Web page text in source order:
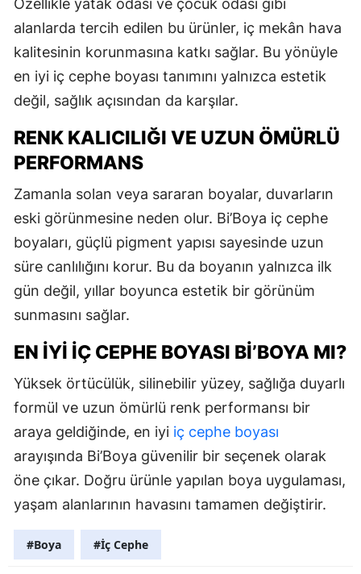
Özellikle yatak odası ve çocuk odası gibi
alanlarda tercih edilen bu ürünler, iç mekân hava
kalitesinin korunmasına katkı sağlar. Bu yönüyle
en iyi iç cephe boyası tanımını yalnızca estetik
değil, sağlık açısından da karşılar.
RENK KALICILIĞI VE UZUN ÖMÜRLÜ
PERFORMANS
Zamanla solan veya sararan boyalar, duvarların
eski görünmesine neden olur. Bi’Boya iç cephe
boyaları, güçlü pigment yapısı sayesinde uzun
süre canlılığını korur. Bu da boyanın yalnızca ilk
gün değil, yıllar boyunca estetik bir görünüm
sunmasını sağlar.
EN İYI İÇ CEPHE BOYASI BI’BOYA MI?
Yüksek örtücülük, silinebilir yüzey, sağlığa duyarlı
formül ve uzun ömürlü renk performansı bir
araya geldiğinde, en iyi iç cephe boyası
arayışında Bi’Boya güvenilir bir seçenek olarak
öne çıkar. Doğru ürünle yapılan boya uygulaması,
yaşam alanlarının havasını tamamen değiştirir.
#Boya #İç Cephe